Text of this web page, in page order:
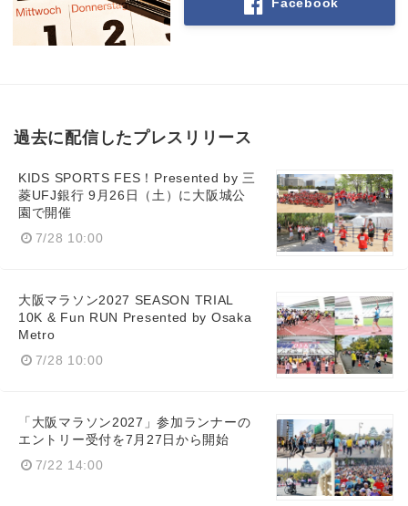
Facebook
過去に配信したプレスリリース
KIDS SPORTS FES！Presented by 三
菱UFJ銀行 9月26日（土）に大阪城公
園で開催
7/28 10:00
大阪マラソン2027 SEASON TRIAL
10K & Fun RUN Presented by Osaka
Metro
7/28 10:00
「大阪マラソン2027」参加ランナーの
エントリー受付を7月27日から開始
7/22 14:00